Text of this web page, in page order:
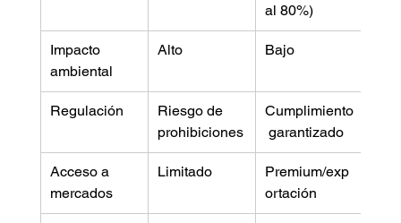
al 80%)
Impacto
ambiental
Alto Bajo
Regulación
Riesgo de
prohibiciones
Cumplimiento
garantizado
Acceso a
mercados
Limitado
Premium/exp
ortación